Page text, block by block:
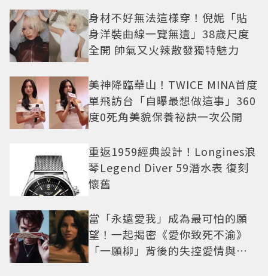
身材不好無法這樣穿！倪妮「貼
身洋裝曲線一覽無遺」38歲尺度
全開 帥氣又火辣散發獨特魅力
美神降臨華山！TWICE MINA首度
單飛訪台「自曝最想做這事」360
度0死角美貌保養祕訣一次公開
重返1959經典設計！Longines浪
琴Legend Diver 59潛水表 復刻
懷舊
當「永遠愛我」成為最可怕的願
望！一起揭密《愛你致死不渝》
「一願柳」背後的失控愛情與爆